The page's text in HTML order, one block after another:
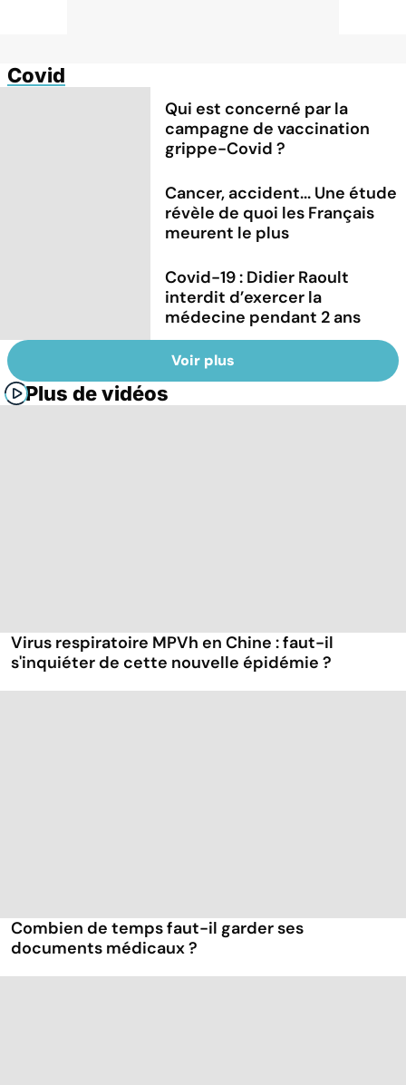
Covid
Qui est concerné par la
campagne de vaccination
grippe-Covid ?
Cancer, accident... Une étude
révèle de quoi les Français
meurent le plus
Covid-19 : Didier Raoult
interdit d’exercer la
médecine pendant 2 ans
Voir plus
Plus de vidéos
Virus respiratoire MPVh en Chine : faut-il
s'inquiéter de cette nouvelle épidémie ?
Combien de temps faut-il garder ses
documents médicaux ?